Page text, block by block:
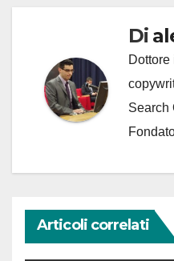
Di
Search
Articoli correlati